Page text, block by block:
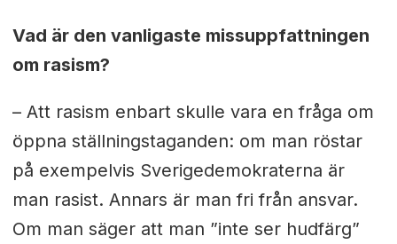
Vad är den vanligaste missuppfattningen
om rasism?
– Att rasism enbart skulle vara en fråga om
öppna ställningstaganden: om man röstar
på exempelvis Sverigedemokraterna är
man rasist. Annars är man fri från ansvar.
Om man säger att man ”inte ser hudfärg”